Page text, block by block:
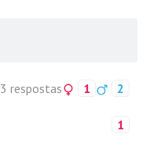
3 respostas 1 2
1